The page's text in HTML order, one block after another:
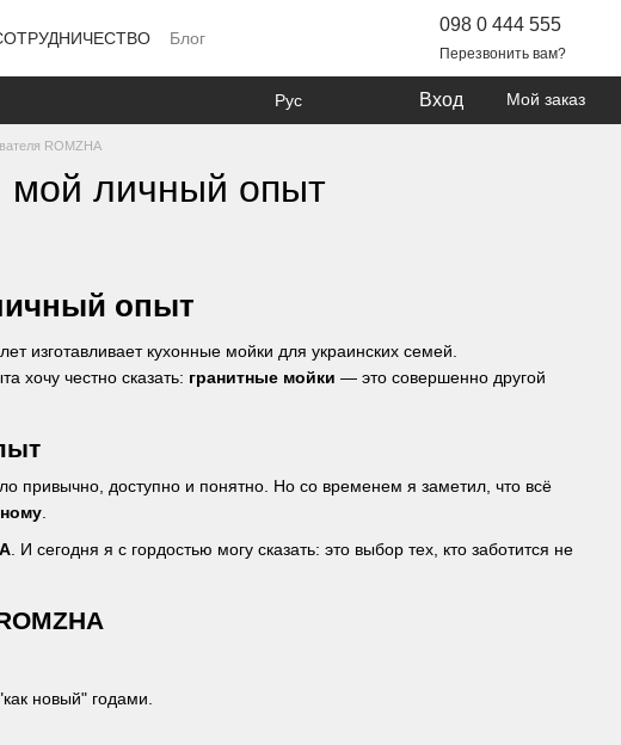
Блог
098 0 444 555
Перезвонить вам?
Рус Вход Мой заказ
ROMZHA
мой личный опыт
опыт
изготавливает кухонные мойки для украинских семей.
хочу честно сказать: гранитные мойки — это совершенно другой
привычно, доступно и понятно. Но со временем я заметил, что всё
.
. И сегодня я с гордостью могу сказать: это выбор тех, кто заботится не
новый" годами.